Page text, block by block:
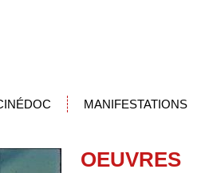
MANIFESTATIONS
OEUVRES